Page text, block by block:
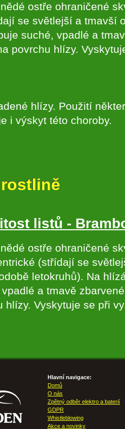
ostře ohraničené
se světlejší a tmavší
suché, vpadlé a
povrchu hlízy.
hlízy. Použití
i výskyt této choroby.
listů -
ostře ohraničené
(střídají se
letokruhů). Na
a tmavě
hlízy. Vyskytuje se při
Hlavní navigace:
Domů
O nás
Zpětný odběr elektro a baterií
GDPR
Whistleblowing
Akce a novinky